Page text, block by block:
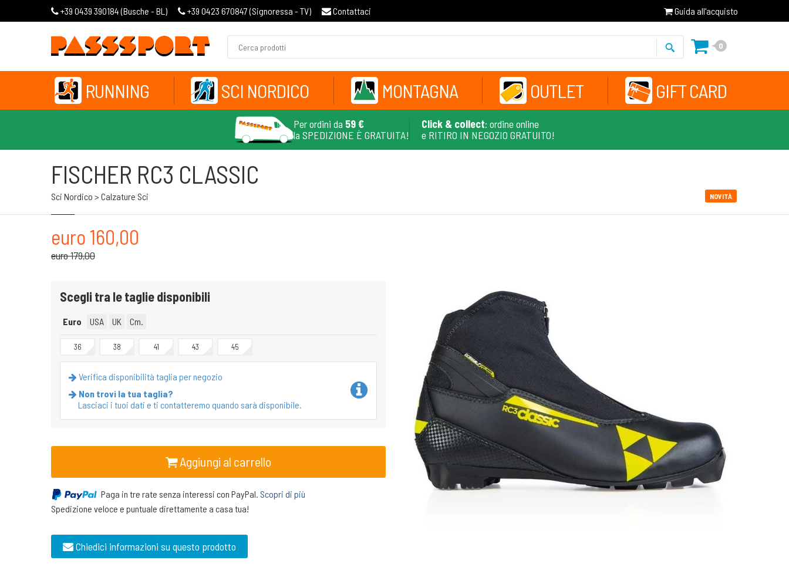
+39 0439 390184 (Busche - BL ) +39 0423 670847 (Signoressa - TV) Contattaci Guida all'acquisto
0
RUNNING SCI NORDICO MONTAGNA OUTLET GIFT CARD
Per ordini da 59 €
la SPEDIZIONE È GRATUITA!
Click & collect: ordine online
e RITIRO IN NEGOZIO GRATUITO!
FISCHER RC3 CLASSIC
Sci Nordico > Calzature Sci NOVITÀ
euro 160,00
euro 179,00
Scegli tra le taglie disponibili
Euro USA UK Cm.
36 38 41 43 45
Verifica disponibilità taglia per negozio
Non trovi la tua taglia?
Lasciaci i tuoi dati e ti contatteremo quando sarà disponibile.
Aggiungi al carrello
Paga in tre rate senza interessi con PayPal. Scopri di più
Spedizione veloce e puntuale direttamente a casa tua!
Chiedici informazioni su questo prodotto